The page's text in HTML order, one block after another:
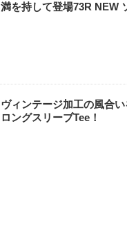
満を持して登場73R NEW
ヴィンテージ加工の風合
ロングスリーブTee！